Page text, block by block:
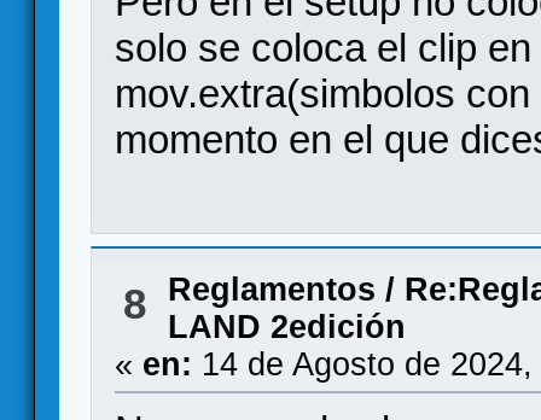
solo se coloca el clip
mov.extra(simbolos
momento en el que
8 Reglamentos /
LAND 2edición
« en: 14 de Agosto de